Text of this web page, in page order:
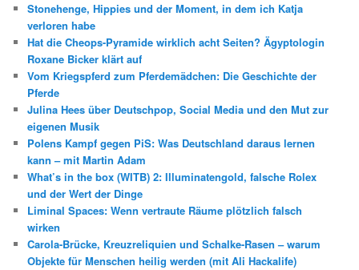
Stonehenge, Hippies und der Moment, in dem ich Katja
verloren habe
Hat die Cheops-Pyramide wirklich acht Seiten? Ägyptologin
Roxane Bicker klärt auf
Vom Kriegspferd zum Pferdemädchen: Die Geschichte der
Pferde
Julina Hees über Deutschpop, Social Media und den Mut zur
eigenen Musik
Polens Kampf gegen PiS: Was Deutschland daraus lernen
kann – mit Martin Adam
What’s in the box (WITB) 2: Illuminatengold, falsche Rolex
und der Wert der Dinge
Liminal Spaces: Wenn vertraute Räume plötzlich falsch
wirken
Carola-Brücke, Kreuzreliquien und Schalke-Rasen – warum
Objekte für Menschen heilig werden (mit Ali Hackalife)